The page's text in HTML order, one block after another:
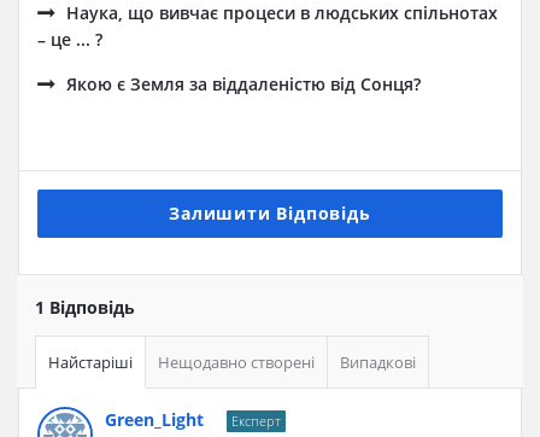
Наука, що вивчає процеси в людських спільнотах
– це ... ?
Якою є Земля за віддаленістю від Сонця?
Залишити Відповідь
1 Відповідь
Найстаріші Нещодавно створені Випадкові
Green_Light
Експерт